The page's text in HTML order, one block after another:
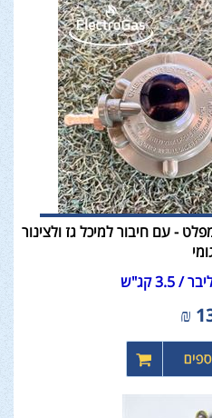
/ 3.5 קג"ש קומפלט - עם חיבור למיכל גז ולצינור
₪